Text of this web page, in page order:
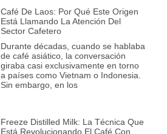
Café De Laos: Por Qué Este Origen
Está Llamando La Atención Del
Sector Cafetero
Durante décadas, cuando se hablaba
de café asiático, la conversación
giraba casi exclusivamente en torno
a países como Vietnam o Indonesia.
Sin embargo, en los
Freeze Distilled Milk: La Técnica Que
Está Revolucionando El Café Con